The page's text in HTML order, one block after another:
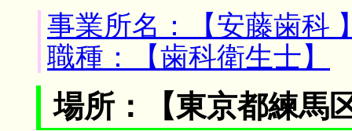
事業所名：【安藤歯科
職種：【歯科衛生士】
場所：【東京都練馬